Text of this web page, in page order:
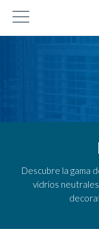
Descubre la gama
vidrios